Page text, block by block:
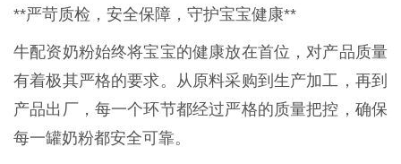
**严苛质检，安全保障，守护宝宝健康**
牛配资奶粉始终将宝宝的健康放在首位，对产品质量
有着极其严格的要求。从原料采购到生产加工，再到
产品出厂，每一个环节都经过严格的质量把控，确保
每一罐奶粉都安全可靠。